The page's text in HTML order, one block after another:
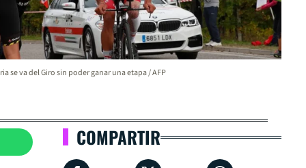
se va del Giro sin poder ganar una etapa / AFP
COMPARTIR